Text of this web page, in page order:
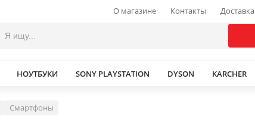
О магазине Контакты Доставка
НОУТБУКИ SONY PLAYSTATION DYSON KARCHER
Смартфоны